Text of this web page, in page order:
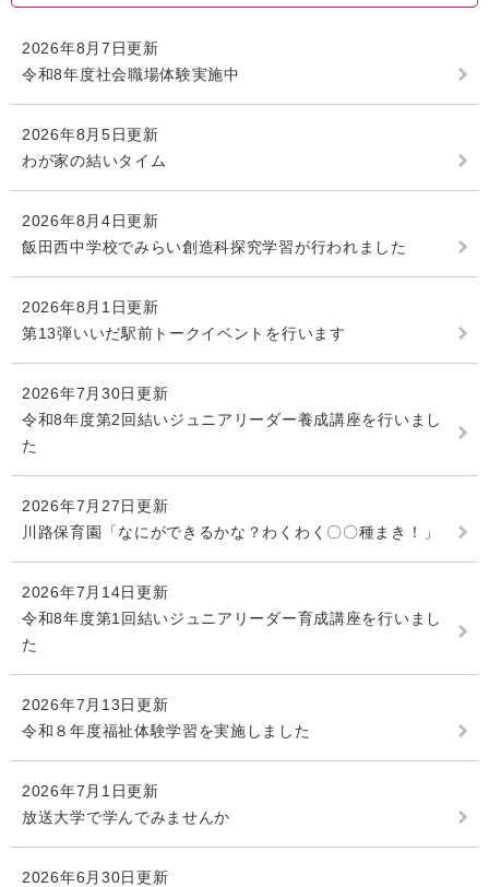
2026年8月7日更新
令和8年度社会職場体験実施中
2026年8月5日更新
わが家の結いタイム
2026年8月4日更新
飯田西中学校でみらい創造科探究学習が行われました
2026年8月1日更新
第13弾いいだ駅前トークイベントを行います
2026年7月30日更新
令和8年度第2回結いジュニアリーダー養成講座を行いまし
た
2026年7月27日更新
川路保育園「なにができるかな？わくわく〇〇種まき！」
2026年7月14日更新
令和8年度第1回結いジュニアリーダー育成講座を行いまし
た
2026年7月13日更新
令和８年度福祉体験学習を実施しました
2026年7月1日更新
放送大学で学んでみませんか
2026年6月30日更新